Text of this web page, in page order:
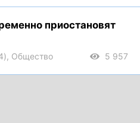
приостановят
Общество 5 957